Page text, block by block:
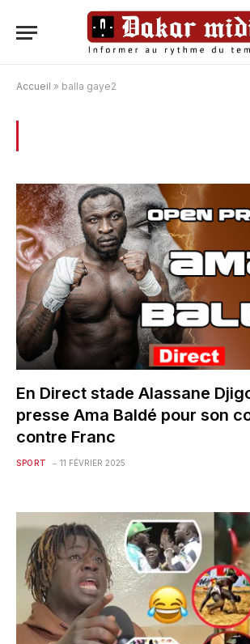
Accueil » balla gaye2
En Direct stade Alassane
presse Ama Baldé pour son
contre Franc
SPORT 11 FÉVRIER 2025